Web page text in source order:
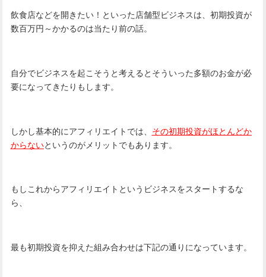
飲食店などを開きたい！といった店舗型ビジネスは、初期投資が
数百万円～かかるのは当たり前の話。
自分でビジネスを起こそうと考えるとそういった多額のお金が必
要になってきたりもします。
しかし基本的にアフィリエイトでは、 その初期投資がほとんどか
からないというのがメリットでもあります。
もしこれからアフィリエイトというビジネスをスタートするな
ら、
最も初期投資を抑えた組み合わせは下記の通りになっています。